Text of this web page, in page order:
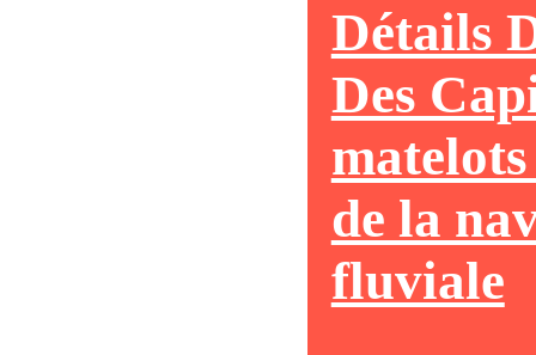
Détails
Des
de la
fluviale